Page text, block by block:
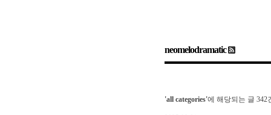
neomelodramatic
'all categories'에 해당되는 글 342